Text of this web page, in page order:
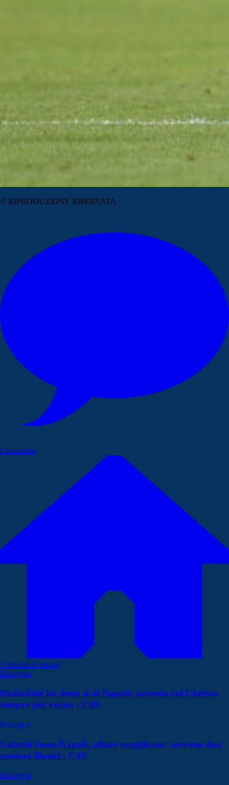
© RIPRODUZIONE RISERVATA
Commenta
Continua la lettura
Rassegna
Badiashile ha detto sì al Napoli: accordo col Chelsea
sempre più vicino - CdS
Rassegna
Gabriel Jesus-Napoli, affare complicato: servono due
cessioni illustri - CdS
Rassegna